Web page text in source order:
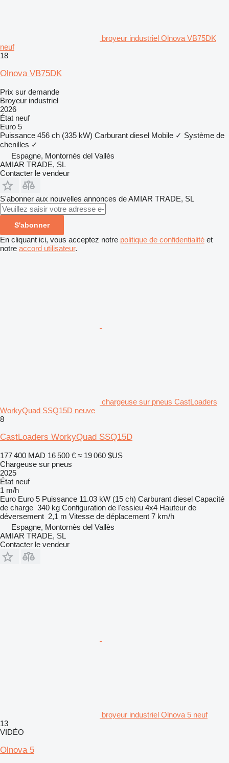
broyeur industriel Olnova VB75DK
neuf
18
Olnova VB75DK
Prix sur demande
Broyeur industriel
2026
État neuf
Euro 5
Puissance 456 ch (335 kW) Carburant diesel Mobile ✓ Système de
chenilles ✓
Espagne, Montornès del Vallès
AMIAR TRADE, SL
Contacter le vendeur
S'abonner aux nouvelles annonces de AMIAR TRADE, SL
S'abonner
En cliquant ici, vous acceptez notre politique de confidentialité et
notre accord utilisateur.
chargeuse sur pneus CastLoaders
WorkyQuad SSQ15D neuve
8
CastLoaders WorkyQuad SSQ15D
177 400 MAD 16 500 € ≈ 19 060 $US
Chargeuse sur pneus
2025
État neuf
1 m/h
Euro Euro 5 Puissance 11.03 kW (15 ch) Carburant diesel Capacité
de charge 340 kg Configuration de l'essieu 4x4 Hauteur de
déversement 2,1 m Vitesse de déplacement 7 km/h
Espagne, Montornès del Vallès
AMIAR TRADE, SL
Contacter le vendeur
broyeur industriel Olnova 5 neuf
13
VIDÉO
Olnova 5